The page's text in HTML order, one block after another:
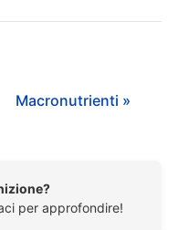
Macronutrienti »
per approfondire!